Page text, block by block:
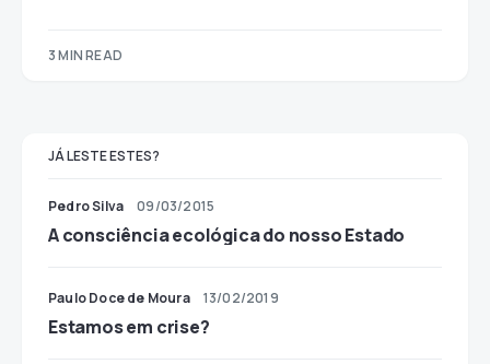
3 MIN READ
JÁ LESTE ESTES?
Pedro Silva 09/03/2015
A consciência ecológica do nosso Estado
Paulo Doce de Moura 13/02/2019
Estamos em crise?